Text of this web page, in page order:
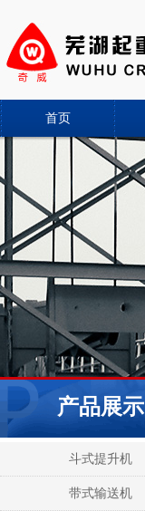
首页
产品展示
斗式提升机
带式输送机